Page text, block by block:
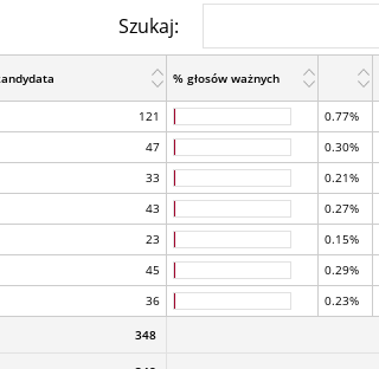
Szukaj:
% głosów ważnych
121 0.77%
47 0.30%
33 0.21%
43 0.27%
23 0.15%
45 0.29%
36 0.23%
348